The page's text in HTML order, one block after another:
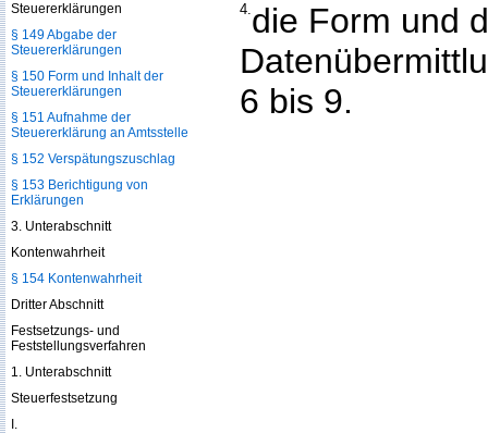
4.die Form und
6 bis 9.
Steuererklärungen
§ 149 Abgabe der
Steuererklärungen
§ 150 Form und Inhalt der
Steuererklärungen
§ 151 Aufnahme der
Steuererklärung an Amtsstelle
§ 152 Verspätungszuschlag
§ 153 Berichtigung von
Erklärungen
3. Unterabschnitt
Kontenwahrheit
§ 154 Kontenwahrheit
Dritter Abschnitt
Festsetzungs- und
Feststellungsverfahren
1. Unterabschnitt
Steuerfestsetzung
I.